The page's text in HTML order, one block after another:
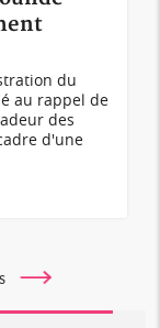
du
au rappel de
des
d'une